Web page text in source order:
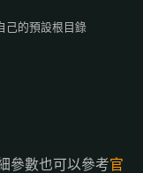
的預設根目錄
參數也可以參考官